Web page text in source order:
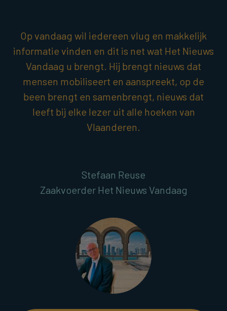
Op vandaag wil iedereen vlug en makkelijk
informatie vinden en dit is net wat Het Nieuws
Vandaag u brengt. Hij brengt nieuws dat
mensen mobiliseert en aanspreekt, op de
been brengt en samenbrengt, nieuws dat
leeft bij elke lezer uit alle hoeken van
Vlaanderen.
Stefaan Reuse
Zaakvoerder Het Nieuws Vandaag